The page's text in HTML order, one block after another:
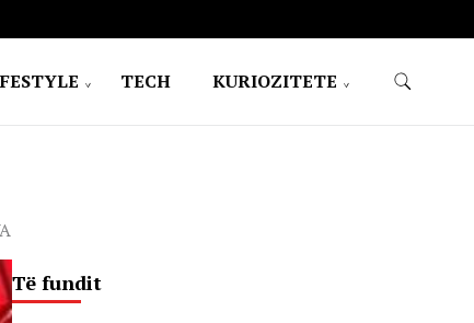
TECH KURIOZITETE
Të fundit